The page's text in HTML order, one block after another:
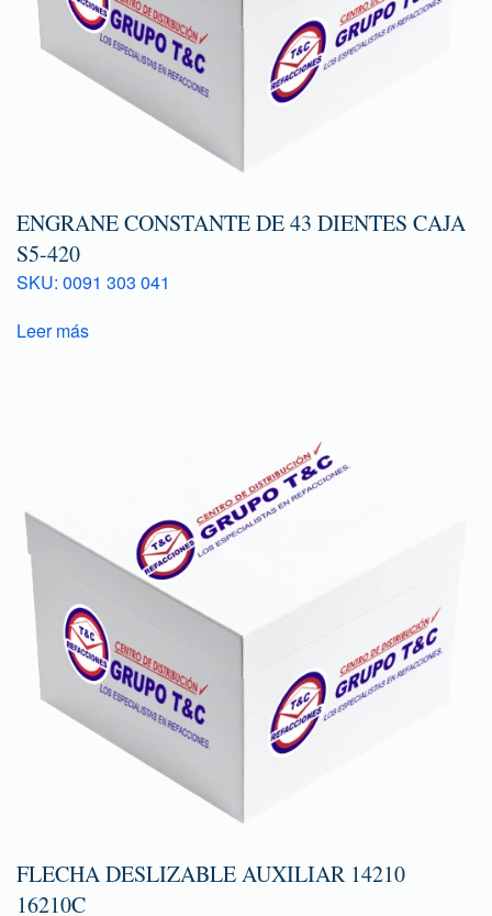
ENGRANE CONSTANTE DE 43 DIENTES CAJA
S5-420
SKU: 0091 303 041
Leer más
FLECHA DESLIZABLE AUXILIAR 14210
16210C